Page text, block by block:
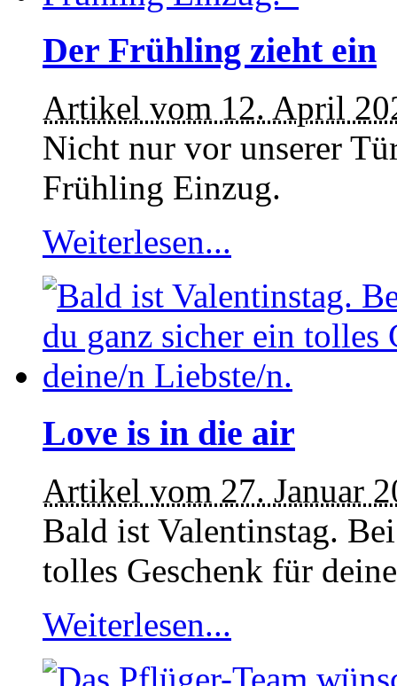
Der Frühling zieht ein
Artikel vom 12. April
Nicht nur vor unserer
Frühling Einzug.
Weiterlesen...
Love is in die air
Artikel vom 27. Januar
Bald ist Valentinstag.
tolles Geschenk für
Weiterlesen...